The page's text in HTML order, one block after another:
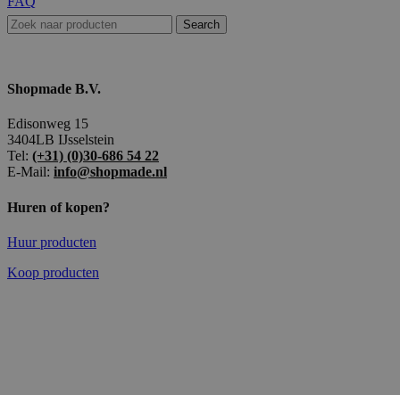
Search
Shopmade B.V.
Edisonweg 15
3404LB IJsselstein
Tel: (+31) (0)30-686 54 22
E-Mail: info@shopmade.nl
Huren of kopen?
Huur producten
Koop producten